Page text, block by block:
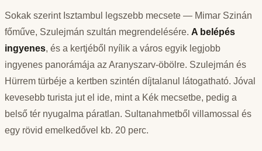
Sokak szerint Isztambul legszebb mecsete — Mimar Szinán
főműve, Szulejmán szultán megrendelésére. A belépés
ingyenes, és a kertjéből nyílik a város egyik legjobb
ingyenes panorámája az Aranyszarv-öbölre. Szulejmán és
Hürrem türbéje a kertben szintén díjtalanul látogatható. Jóval
kevesebb turista jut el ide, mint a Kék mecsetbe, pedig a
belső tér nyugalma páratlan. Sultanahmetből villamossal és
egy rövid emelkedővel kb. 20 perc.